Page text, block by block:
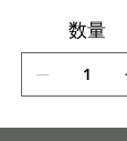
数量